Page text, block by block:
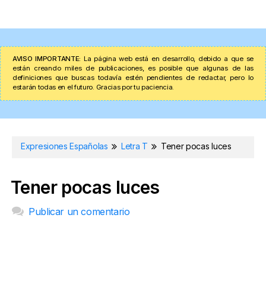
AVISO IMPORTANTE: La página web está en desarrollo, debido a que se
están creando miles de publicaciones, es posible que algunas de las
definiciones que buscas todavía estén pendientes de redactar, pero lo
estarán todas en el futuro. Gracias por tu paciencia.
Expresiones Españolas Letra T Tener pocas luces
Tener pocas luces
Publicar un comentario